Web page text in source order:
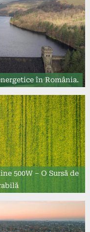
în România.
500W – O Sursă de